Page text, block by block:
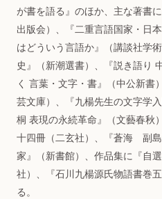
が書を語る』のほか、主な著書
出版会）、『二重言語国家・日
はどういう言語か』（講談社学
史』（新潮選書）、『説き語り
く 言葉・文字・書』（中公新書
芸文庫）、『九楊先生の文字学
桐 表現の永続革命』（文藝春秋
十四冊（二玄社）、『蒼海 副
家』（新書館）、作品集に『自
社）、『石川九楊源氏物語書巻
る。